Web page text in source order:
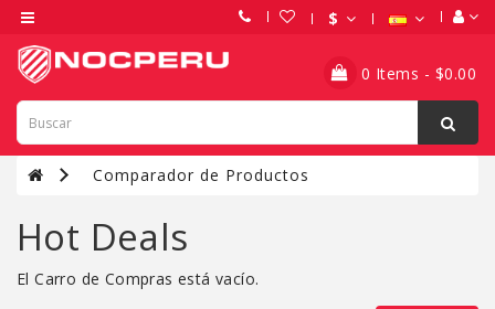
$
0 Items - $0.00
Categorías
FIBRA
ÓPTICA
FTTH
GABINETES
Comparador de Productos
Hot Deals
El Carro de Compras está vacío.